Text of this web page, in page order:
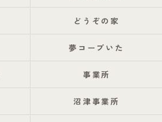
どうぞの家
夢コープいた
事業所
沼津事業所